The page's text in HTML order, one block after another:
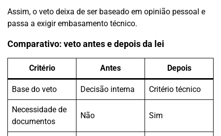
Assim, o veto deixa de ser baseado em opinião pessoal e
passa a exigir embasamento técnico.
Comparativo: veto antes e depois da lei
Critério Antes Depois
Base do veto Decisão interna Critério técnico
Necessidade de
documentos
Não Sim